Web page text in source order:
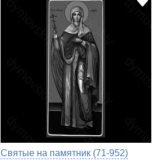
Святые на памятник (71-952)